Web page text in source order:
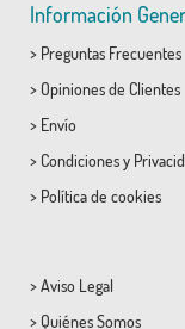
Información
> Preguntas Frecuentes
> Opiniones de Clientes
> Envío
> Condicionesy
> Política de cookies
> Aviso Legal
> Quiénes Somos